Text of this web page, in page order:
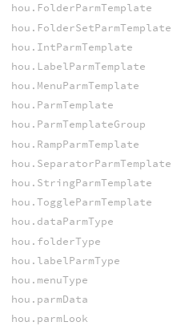
hou.FolderParmTemplate
hou.FolderSetParmTemplate
hou.IntParmTemplate
hou.LabelParmTemplate
hou.MenuParmTemplate
hou.ParmTemplate
hou.ParmTemplateGroup
hou.RampParmTemplate
hou.SeparatorParmTemplate
hou.StringParmTemplate
hou.ToggleParmTemplate
hou.dataParmType
hou.folderType
hou.labelParmType
hou.menuType
hou.parmData
hou.parmLook